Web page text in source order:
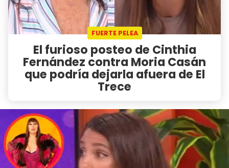
FUERTE PELEA
El furioso posteo de Cinthia
Fernández contra Moria Casán
que podría dejarla afuera de El
Trece